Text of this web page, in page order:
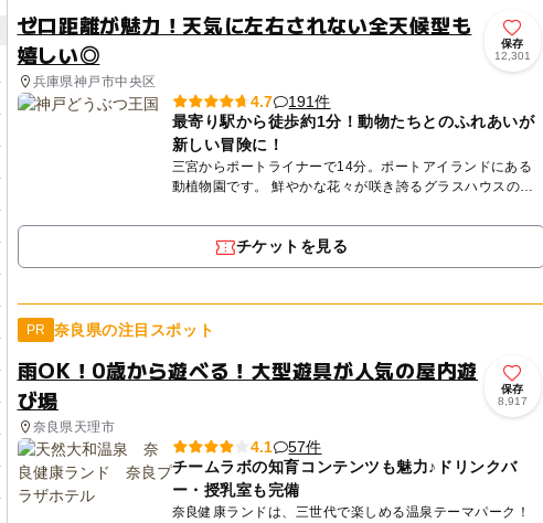
ゼロ距離が魅力！天気に左右されない全天候型も
嬉しい◎
兵庫県神戸市中央区
保存
12,301
4.7
191件
最寄り駅から徒歩約1分！動物たちとのふれあいが
新しい冒険に！
三宮からポートライナーで14分。ポートアイランドにある
動植物園です。 鮮やかな花々が咲き誇るグラスハウスの屋
会うことが...
チケットを見る
PR 奈良県の注目スポット
雨OK！0歳から遊べる！大型遊具が人気の屋内遊
び場
奈良県天理市
保存
8,917
4.1
57件
チームラボの知育コンテンツも魅力♪ドリンクバ
ー・授乳室も完備
奈良健康ランドは、三世代で楽しめる温泉テーマパーク！